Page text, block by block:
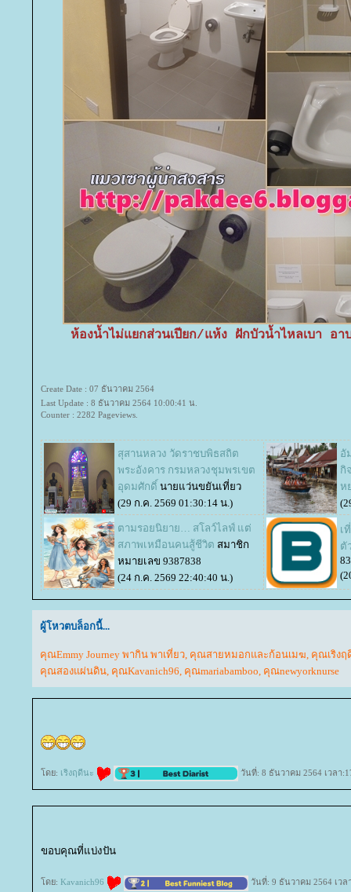
ห้องน้ำไม่แยกส่วนเปียก/แห้ง ฝักบัวน้ำไหลเบา อา
Create Date : 07 ธันวาคม 2564
Last Update : 8 ธันวาคม 2564 10:00:41 น.
Counter : 2282 Pageviews.
สุสานหลวง วัดราชบพิธสถิต
พระอังคาร กรมหลวงชุมพรเขต
อุดมศักดิ์ นายแว่นขยันเที่ยว
(29 ก.ค. 2569 01:30:14 น.)
อั
กิ
ห
ตามรอยนิยาย… สโลว์ไลฟ์ แต่
สภาพเหมือนคนสู้ชีวิต สมาชิก
หมายเลข 9387838
(24 ก.ค. 2569 22:40:40 น.)
เ
ตั
ผู้โหวตบล็อกนี้...
คุณEmmy Journey พากิน พาเที่ยว, คุณสายหมอกและก้อนเมฆ, คุณเริงฤ
คุณสองแผ่นดิน, คุณKavanich96, คุณmariabamboo, คุณnewyorknurse
ดย: เริงฤดีนะ วันที่: 8 ธันวาคม 2564 เวลา
ขอบคุณที่แบ่งปัน
ดย: Kavanich96 วันที่: 9 ธันวาคม 2564 เวล